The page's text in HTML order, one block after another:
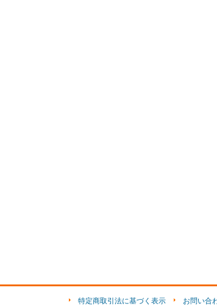
特定商取引法に基づく表示 お問い合